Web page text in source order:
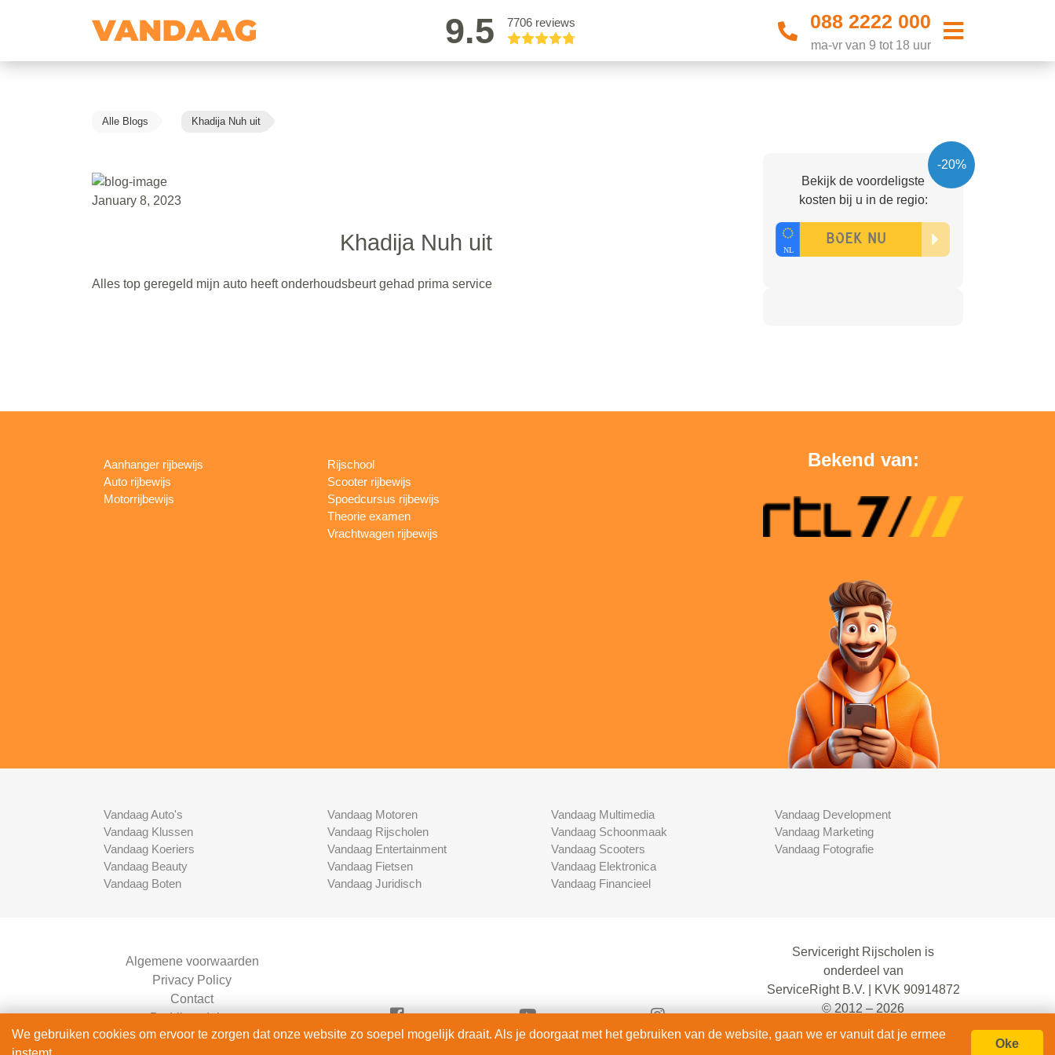
9.5 7706 reviews 088 2222 000
ma-vr van 9 tot 18 uur
Alle Blogs Khadija Nuh uit
January 8, 2023
Khadija Nuh uit
Alles top geregeld mijn auto heeft onderhoudsbeurt gehad prima service
-20%
Bekijk de voordeligste
kosten bij u in de regio:
Aanhanger rijbewijs
Auto rijbewijs
Motorrijbewijs
Rijschool
Scooter rijbewijs
Spoedcursus rijbewijs
Theorie examen
Vrachtwagen rijbewijs
Bekend van:
Vandaag Auto's
Vandaag Klussen
Vandaag Koeriers
Vandaag Beauty
Vandaag Boten
Vandaag Motoren
Vandaag Rijscholen
Vandaag Entertainment
Vandaag Fietsen
Vandaag Juridisch
Vandaag Multimedia
Vandaag Schoonmaak
Vandaag Scooters
Vandaag Elektronica
Vandaag Financieel
Vandaag Development
Vandaag Marketing
Vandaag Fotografie
Algemene voorwaarden
Privacy Policy
Contact
Bedrijven Inlog
Serviceright Rijscholen is
onderdeel van
ServiceRight B.V. | KVK 90914872
© 2012 – 2026
alle rechten voorbehouden.
We gebruiken cookies om ervoor te zorgen dat onze website zo soepel mogelijk draait. Als je doorgaat met het gebruiken van de website, gaan we er vanuit dat je ermee
Oke